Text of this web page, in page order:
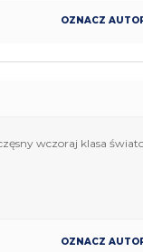
OZNACZ
wczoraj klasa
OZNACZ